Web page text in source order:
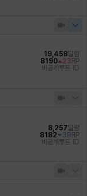
19,458딜량
8190
23 RP
비공개 루트 ID
8,257딜량
8182
39 RP
비공개 루트 ID